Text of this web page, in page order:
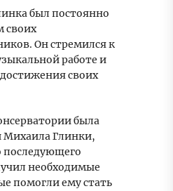
был постоянно
своих
Он стремился к
работе и
своих
была
Глинки,
последующего
необходимые
помогли ему стать